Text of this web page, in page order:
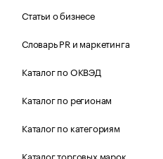
Статьи о бизнесе
Словарь PR и маркетинга
Каталог по ОКВЭД
Каталог по регионам
Каталог по категориям
Каталог торговых марок